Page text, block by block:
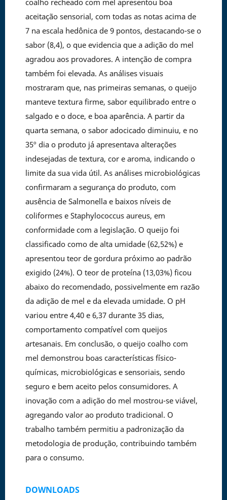
aceitação sensorial, com todas as notas acima de
7 na escala hedônica de 9 pontos, destacando-se o
sabor (8,4), o que evidencia que a adição do mel
agradou aos provadores. A intenção de compra
também foi elevada. As análises visuais
mostraram que, nas primeiras semanas, o queijo
manteve textura firme, sabor equilibrado entre o
salgado e o doce, e boa aparência. A partir da
quarta semana, o sabor adocicado diminuiu, e no
35º dia o produto já apresentava alterações
indesejadas de textura, cor e aroma, indicando o
limite da sua vida útil. As análises microbiológicas
confirmaram a segurança do produto, com
ausência de Salmonella e baixos níveis de
coliformes e Staphylococcus aureus, em
conformidade com a legislação. O queijo foi
classificado como de alta umidade (62,52%) e
apresentou teor de gordura próximo ao padrão
exigido (24%). O teor de proteína (13,03%) ficou
abaixo do recomendado, possivelmente em razão
da adição de mel e da elevada umidade. O pH
variou entre 4,40 e 6,37 durante 35 dias,
comportamento compatível com queijos
artesanais. Em conclusão, o queijo coalho com
mel demonstrou boas características físico-
químicas, microbiológicas e sensoriais, sendo
seguro e bem aceito pelos consumidores. A
inovação com a adição do mel mostrou-se viável,
agregando valor ao produto tradicional. O
trabalho também permitiu a padronização da
metodologia de produção, contribuindo também
para o consumo.
DOWNLOADS